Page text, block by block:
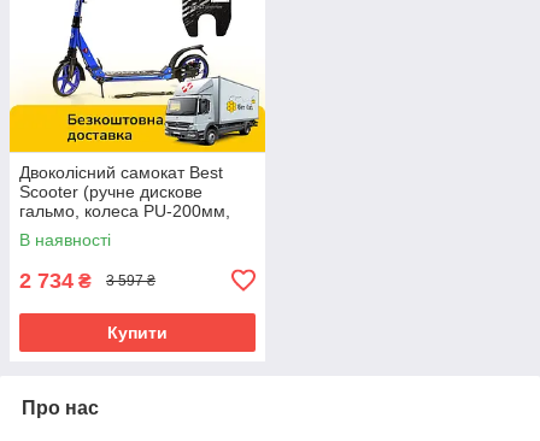
Двоколісний самокат Best
Scooter (ручне дискове
гальмо, колеса PU-200мм,
кермо 105см) BS-72725
Синій
В наявності
2 734 ₴ 3 597 ₴
Купити
Про нас